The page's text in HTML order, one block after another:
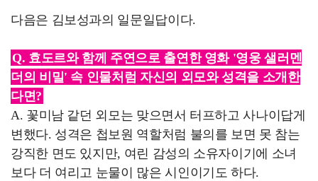
다음은 김보성과의 일문일답이다.
Q. 효도르와 함께 주연으로 출연한 영화 '영웅 샐러멘
더의 비밀' 속 인물처럼 자신의 외모와 성격을 소개한
다면?
A. 꽃미남 같던 외모는 맞으면서 터프하고 사나이답게
변했다. 성격은 첩보원 역할처럼 불의를 보면 못 참는
강직한 면도 있지만, 여린 감성의 소유자이기에 소녀
보다 더 여리고 눈물이 많은 시인이기도 하다.